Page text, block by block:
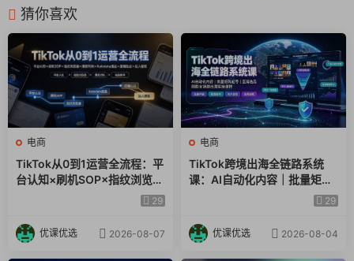
猜你喜欢
电商
TikTok从0到1运营全流程：平
台认知×刷机SOP×指纹浏览器
×爆款对标×Kalodata选品×店
29
优课优选 2026-08-07
电商
TikTok跨境出海全链路系统
课：AI自动化内容｜批量矩阵
起号｜蓝海选品回款全链路出
29
优课优选 2026-08-04